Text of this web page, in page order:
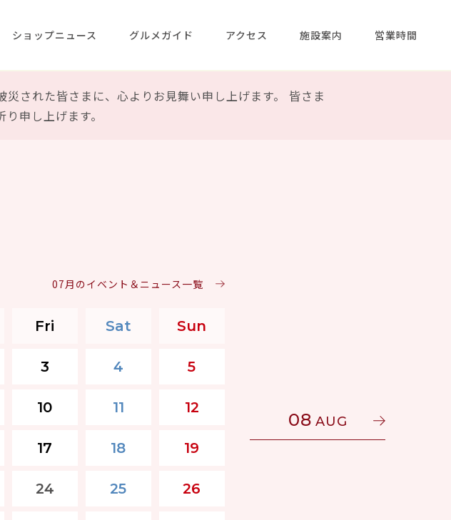
ショップニュース グルメガイド アクセス 施設案内 営業時間
された皆さまに、心よりお見舞い申し上げます。 皆さま
申し上げます。
07月のイベント＆ニュース一覧
Fri Sat Sun
3 4 5
10 11 12
17 18 19
24 25 26
08 AUG